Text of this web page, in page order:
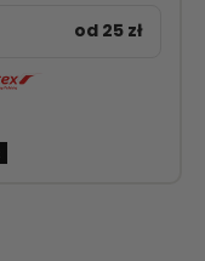
od 25 zł